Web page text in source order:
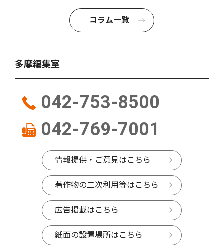
コラム一覧
多摩編集室
042-753-8500
042-769-7001
情報提供・ご意見はこちら
著作物の二次利用等はこちら
広告掲載はこちら
紙面の設置場所はこちら